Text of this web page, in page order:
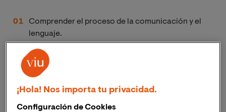
Comprender el proceso de la comunicación y el
lenguaje.
Dominar las herramientas y tecnologías más
recientes aplicadas a la audición y lenguaje.
Identificar y clasificar los trastornos del lenguaje y
la audición en un alumnado diverso.
¡Hola! Nos importa tu privacidad.
Configuración de Cookies